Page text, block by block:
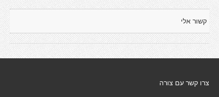
קשור אלי
צרו קשר עם צורה